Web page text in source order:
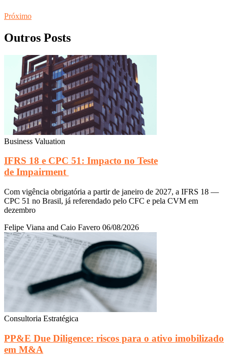
Próximo
Outros Posts
Business Valuation
IFRS 18 e CPC 51: Impacto no Teste
de Impairment
Com vigência obrigatória a partir de janeiro de 2027, a IFRS 18 —
CPC 51 no Brasil, já referendado pelo CFC e pela CVM em
dezembro
Felipe Viana and Caio Favero 06/08/2026
Consultoria Estratégica
PP&E Due Diligence: riscos para o ativo imobilizado
em M&A